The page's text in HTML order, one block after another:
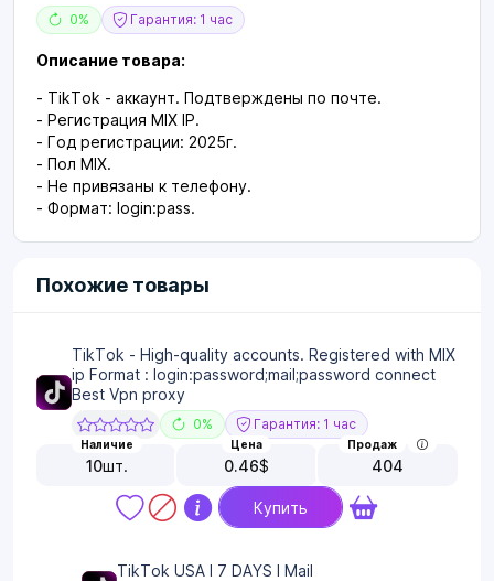
0% Гарантия: 1 час
Описание товара:
- TikTok - аккаунт. Подтверждены по почте.
- Регистрация MIX IP.
- Год регистрации: 2025г.
- Пол МIX.
- Не привязаны к телефону.
- Формат: login:pass.
Похожие товары
TikTok - High-quality accounts. Registered with MIX
ip Format : login:password;mail;password connect
Best Vpn proxy
0% Гарантия: 1 час
Наличие
10шт.
Цена
0.46$
Продаж
404
Купить
TikTok USA I 7 DAYS I Mail